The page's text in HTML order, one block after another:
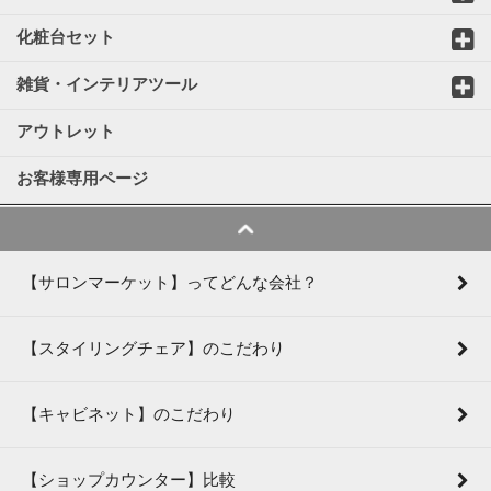
化粧台セット
雑貨・インテリアツール
アウトレット
お客様専用ページ
【サロンマーケット】ってどんな会社？
【スタイリングチェア】のこだわり
【キャビネット】のこだわり
【ショップカウンター】比較